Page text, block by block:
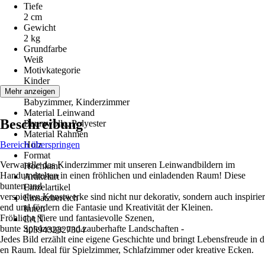
Tiefe
2 cm
Gewicht
2 kg
Grundfarbe
Weiß
Motivkategorie
Kinder
Räume
Babyzimmer, Kinderzimmer
Material Leinwand
Baumwolle, Polyester
Material Rahmen
Holz
Format
Hochkant
Artikelart
Einzelartikel
Einsatzbereich
Innen
EAN
4059432327304
Mehr anzeigen
Beschreibung
Bereich überspringen
Verwandle das Kinderzimmer mit unseren Leinwandbildern im
Handumdrehen in einen fröhlichen und einladenden Raum! Diese
bunten und
verspielten Kunstwerke sind nicht nur dekorativ, sondern auch inspirier
end und fördern die Fantasie und Kreativität der Kleinen.
Fröhliche Tiere und fantasievolle Szenen,
bunte Spielzeuge und zauberhafte Landschaften -
Jedes Bild erzählt eine eigene Geschichte und bringt Lebensfreude in d
en Raum. Ideal für Spielzimmer, Schlafzimmer oder kreative Ecken.